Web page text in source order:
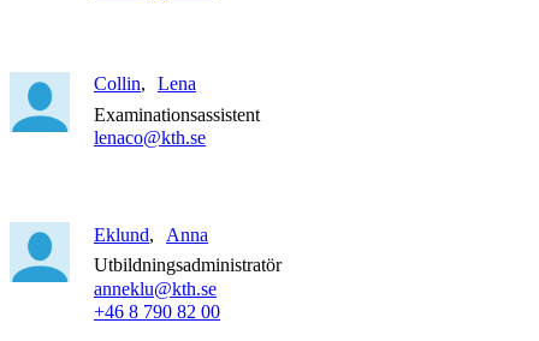
Collin
Lena
Examinationsassistent
lenaco@kth.se
Eklund
Anna
Utbildningsadministratör
anneklu@kth.se
+46 8 790 82 00